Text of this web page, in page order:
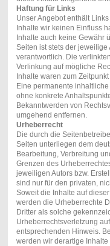
Haftung für Links
Unser Angebot enthält
Inhalte wir keinen Einfluss
Inhalte auch keine Gewähr
Seiten ist stets der
verantwortlich. Die
Verlinkung auf mögliche
Inhalte waren zum
Eine permanente
ohne konkrete
Bekanntwerden von
umgehend entfernen.
Urheberrecht
Die durch die
Seiten unterliegen dem
Bearbeitung, Verbreitung
Grenzen des
jeweiligen Autors bzw.
sind nur für den privaten,
Soweit die Inhalte auf
werden die Urheberrechte
Dritter als solche
Urheberrechtsverletzung
entsprechenden Hinweis.
werden wir derartige